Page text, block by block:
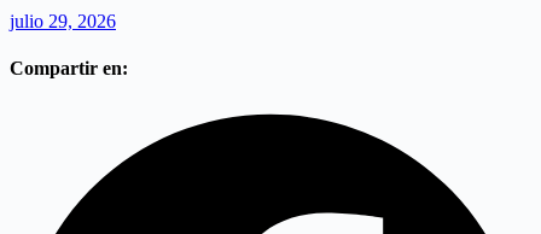
julio 29, 2026
Compartir en: